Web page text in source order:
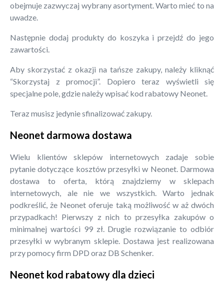
obejmuje zazwyczaj wybrany asortyment. Warto mieć to na
uwadze.
Następnie dodaj produkty do koszyka i przejdź do jego
zawartości.
Aby skorzystać z okazji na tańsze zakupy, należy kliknąć
“Skorzystaj z promocji”. Dopiero teraz wyświetli się
specjalne pole, gdzie należy wpisać kod rabatowy Neonet.
Teraz musisz jedynie sfinalizować zakupy.
Neonet darmowa dostawa
Wielu klientów sklepów internetowych zadaje sobie
pytanie dotyczące kosztów przesyłki w Neonet. Darmowa
dostawa to oferta, którą znajdziemy w sklepach
internetowych, ale nie we wszystkich. Warto jednak
podkreślić, że Neonet oferuje taką możliwość w aż dwóch
przypadkach! Pierwszy z nich to przesyłka zakupów o
minimalnej wartości 99 zł. Drugie rozwiązanie to odbiór
przesyłki w wybranym sklepie. Dostawa jest realizowana
przy pomocy firm DPD oraz DB Schenker.
Neonet kod rabatowy dla dzieci